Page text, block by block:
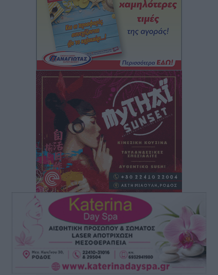
ανανεωμένο εκκλησιαστικό μουσείο από τη Λέσχη
Lions Χάλκης
Τοπικές Ειδήσεις • πριν 3 ώρες
Ρόδος: «Βουλιάζει» από τουρίστες – Πάνω από 1 εκατ.
επιβάτες και 55 κρουαζιερόπλοια
Τοπικές Ειδήσεις πριν 3 ώρες
Γ’ Εθνική Κατηγορία: Οι ημερομηνίες των
αγωνιστικών της κανονικής περιόδου
πριν 9 ώρες
Συνελήφθησαν δύο άτομα στην Κάρπαθο για άγρα
πελατών
Τοπικές Ειδήσεις• πριν 9 ώρες
Χωρίς υποχρεωτική παρουσία μικρών στη 12άδα
Αθλητικά πριν 9 ώρες
Ο Πελεκάνος, οι ανεμογεννήτριες και μια κοινότητα
που κανείς δεν ρώτησε
Δημο-Κρίσεις• πριν 9 ώρες